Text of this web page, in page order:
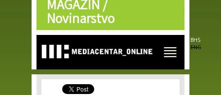
Skip to
main
content
MAGAZIN /
Novinarstvo
BHS
ENG